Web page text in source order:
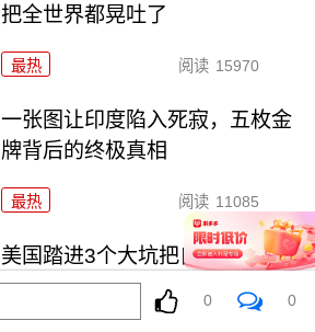
把全世界都晃吐了
最热 阅读 15970
一张图让印度陷入死寂，五枚金
牌背后的终极真相
最热 阅读 11085
美国踏进3个大坑把自己埋了！恐
怕一个都爬不出
0 0